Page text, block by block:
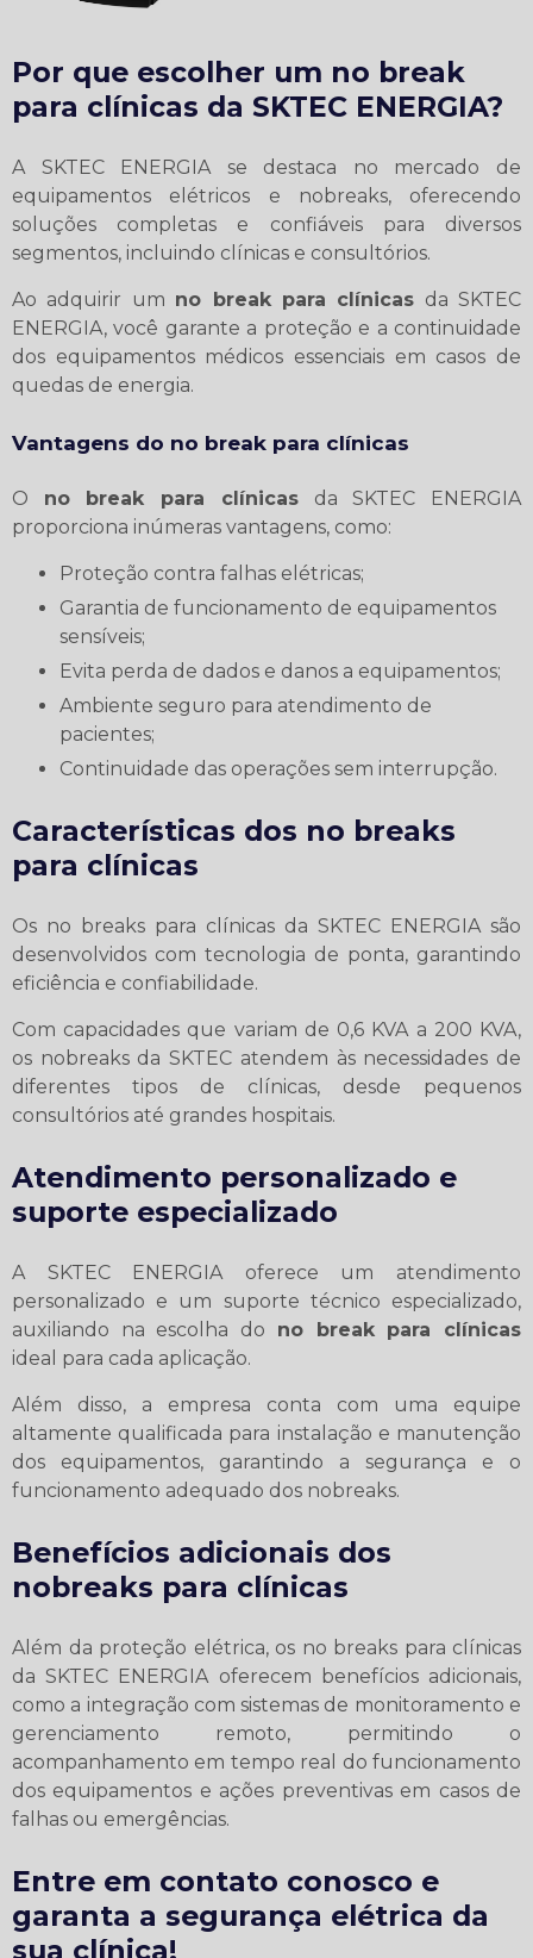
Por que escolher um no break
para clínicas da SKTEC ENERGIA?
A SKTEC ENERGIA se destaca no mercado de
equipamentos elétricos e nobreaks, oferecendo
soluções completas e confiáveis para diversos
segmentos, incluindo clínicas e consultórios.
Ao adquirir um no break para clínicas da SKTEC
ENERGIA, você garante a proteção e a continuidade
dos equipamentos médicos essenciais em casos de
quedas de energia.
Vantagens do no break para clínicas
O no break para clínicasda SKTEC ENERGIA
proporciona inúmeras vantagens, como:
Proteção contra falhas elétricas;
Garantia de funcionamento de equipamentos
sensíveis;
Evita perda de dados e danos a equipamentos;
Ambiente seguro para atendimento de
pacientes;
Continuidade das operações sem interrupção.
Características dos no breaks
para clínicas
Os no breaks para clínicas da SKTEC ENERGIA são
desenvolvidos com tecnologia de ponta, garantindo
eficiência e confiabilidade.
Com capacidades que variam de 0,6 KVA a 200 KVA,
os nobreaks da SKTEC atendem às necessidades de
diferentes tipos de clínicas, desde pequenos
consultórios até grandes hospitais.
Atendimento personalizado e
suporte especializado
A SKTEC ENERGIA oferece um atendimento
personalizado e um suporte técnico especializado,
auxiliando na escolha do no break para clínicas
ideal para cada aplicação.
Além disso, a empresa conta com uma equipe
altamente qualificada para instalação e manutenção
dos equipamentos, garantindo a segurança e o
funcionamento adequado dos nobreaks.
Benefícios adicionais dos
nobreaks para clínicas
Além da proteção elétrica, os no breaks para clínicas
da SKTEC ENERGIA oferecem benefícios adicionais,
como a integração com sistemas de monitoramento e
gerenciamento remoto, permitindo o
acompanhamento em tempo real do funcionamento
dos equipamentos e ações preventivas em casos de
falhas ou emergências.
Entre em contato conosco e
garanta a segurança elétrica da
sua clínica!